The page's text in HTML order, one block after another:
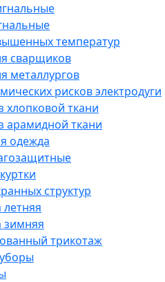
температур
сварщиков
металлургов
рисков электродуги
хлопковой ткани
арамидной ткани
одежда
структур
трикотаж